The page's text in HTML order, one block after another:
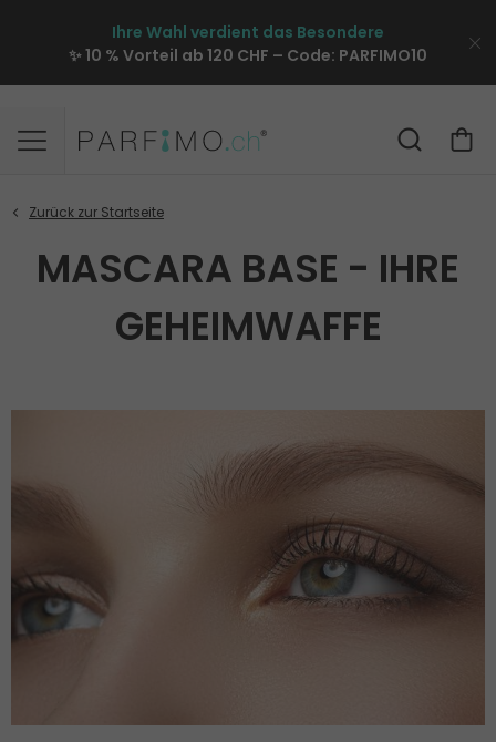
Ihre Wahl verdient das Besondere
✨ 10 % Vorteil ab 120 CHF – Code: PARFIMO10
MASCARA BASE - IHRE
GEHEIMWAFFE